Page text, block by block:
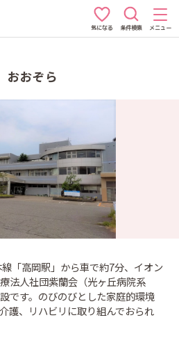
気になる 条件検索 メニュー
おぞら
線「高岡駅」から車で約7分、イオン
法人社団紫蘭会（光ヶ丘病院系
です。のびのびとした家庭的環境
護、リハビリに取り組んでおられ